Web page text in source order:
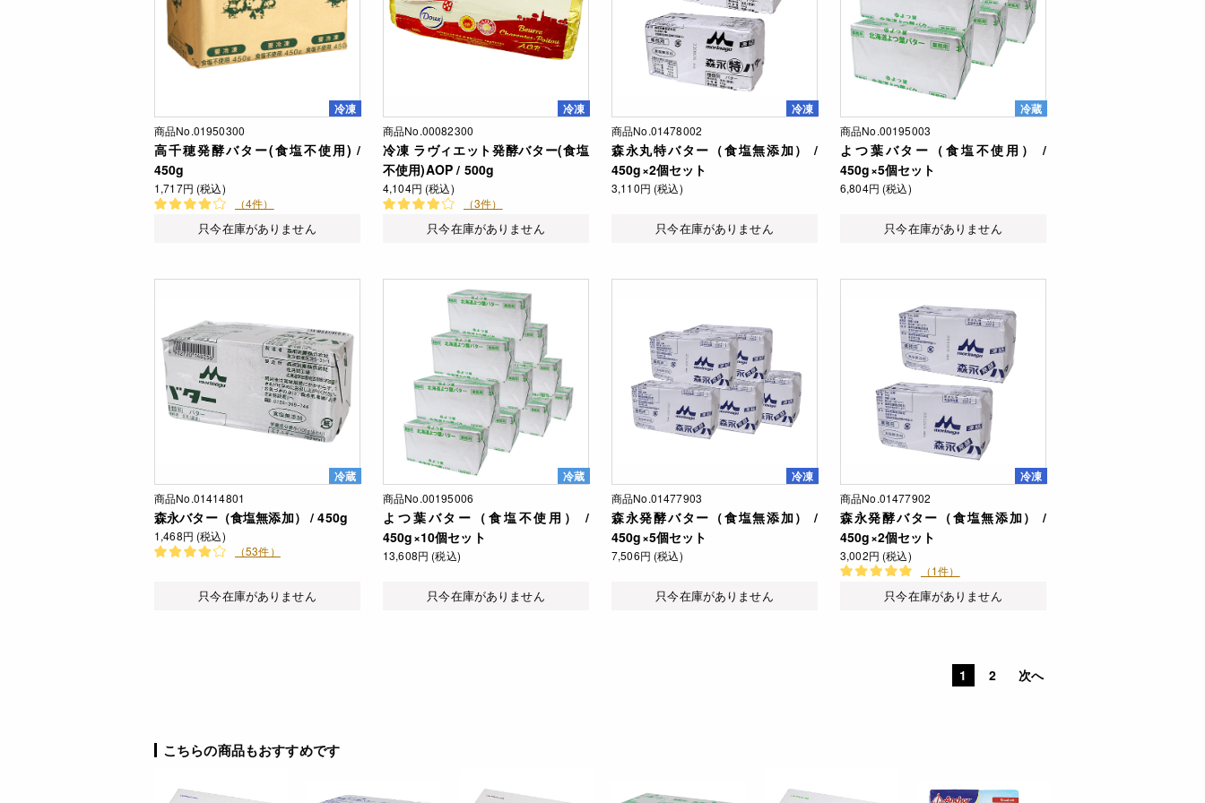
冷凍
商品No.01950300
高千穂発酵バター(食塩不使用) /
450g
1,717円 (税込)
（4件）
只今在庫がありません
冷凍
商品No.00082300
冷凍 ラヴィエット発酵バター(食塩
不使用)AOP / 500g
4,104円 (税込)
（3件）
只今在庫がありません
冷凍
商品No.01478002
森永丸特バター（食塩無添加） /
450g×2個セット
3,110円 (税込)
只今在庫がありません
冷蔵
商品No.00195003
よつ葉バター（食塩不使用） /
450g×5個セット
6,804円 (税込)
只今在庫がありません
冷蔵
商品No.01414801
森永バター（食塩無添加） / 450g
1,468円 (税込)
（53件）
只今在庫がありません
冷蔵
商品No.00195006
よつ葉バター（食塩不使用） /
450g×10個セット
13,608円 (税込)
只今在庫がありません
冷凍
商品No.01477903
森永発酵バター（食塩無添加） /
450g×5個セット
7,506円 (税込)
只今在庫がありません
冷凍
商品No.01477902
森永発酵バター（食塩無添加） /
450g×2個セット
3,002円 (税込)
（1件）
只今在庫がありません
1 2 次へ
こちらの商品もおすすめです